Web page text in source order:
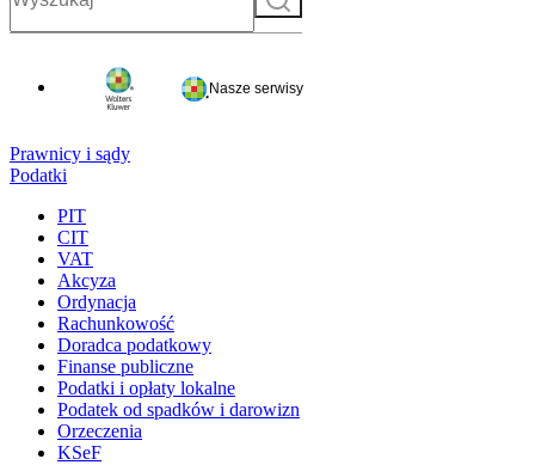
Nasze serwisy
Prawnicy i sądy
Podatki
PIT
CIT
VAT
Akcyza
Ordynacja
Rachunkowość
Doradca podatkowy
Finanse publiczne
Podatki i opłaty lokalne
Podatek od spadków i darowizn
Orzeczenia
KSeF